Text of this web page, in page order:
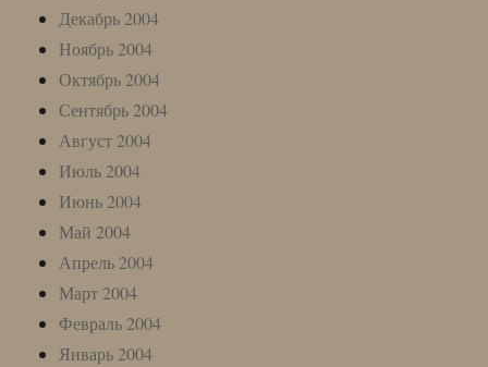
Декабрь 2004
Ноябрь 2004
Октябрь 2004
Сентябрь 2004
Август 2004
Июль 2004
Июнь 2004
Май 2004
Апрель 2004
Март 2004
Февраль 2004
Январь 2004